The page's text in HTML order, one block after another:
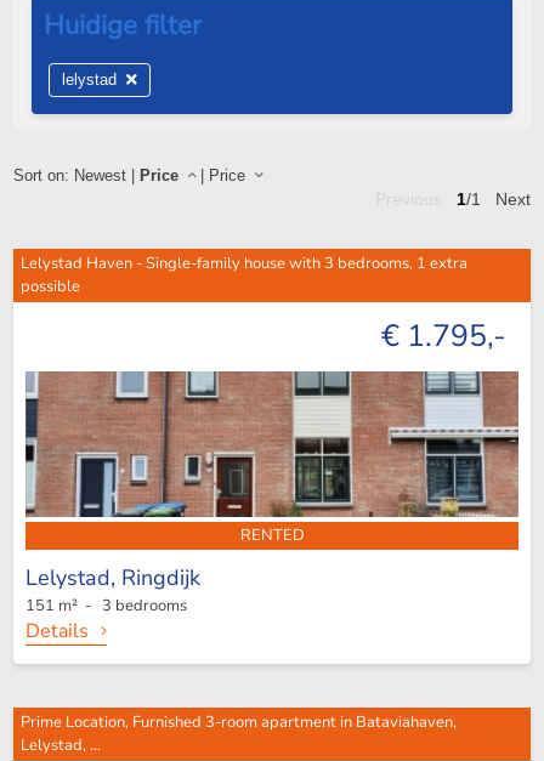
Sort on: Newest| Price | Price
1/1 Next
Lelystad Haven - Single-family house with 3 bedrooms, 1 extra
possible
€ 1.795,-
RENTED
Lelystad, Ringdijk
151 m² - 3 bedrooms
Details
Prime Location, Furnished 3-room apartment in Bataviahaven,
Lelystad, ...
lelystad